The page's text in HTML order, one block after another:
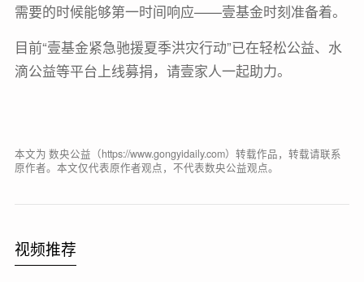
需要的时候能够第一时间响应——壹基金时刻准备着。
目前“壹基金紧急驰援夏季洪灾行动”已在轻松公益、水
滴公益等平台上线募捐，请壹家人一起助力。
本文为 数央公益（https://www.gongyidaily.com）转载作品，转载请联系
原作者。本文仅代表原作者观点，不代表数央公益观点。
视频推荐